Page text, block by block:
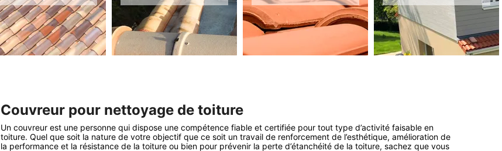
Couvreur pour nettoyage de toiture
Un couvreur est une personne qui dispose une compétence fiable et certifiée pour tout type d’activité faisable en
toiture. Quel que soit la nature de votre objectif que ce soit un travail de renforcement de l’esthétique, amélioration de
la performance et la résistance de la toiture ou bien pour prévenir la perte d’étanchéité de la toiture, sachez que vous